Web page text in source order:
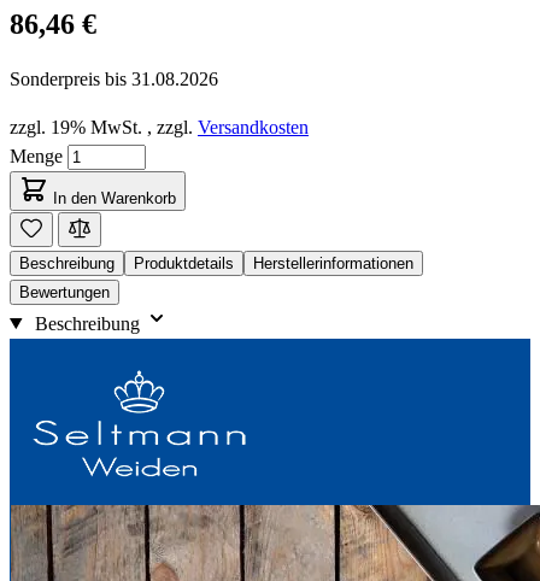
86,46 €
Sonderpreis bis 31.08.2026
zzgl. 19% MwSt. , zzgl. Versandkosten
Menge
In den Warenkorb
Beschreibung Produktdetails
Herstellerinformationen
Bewertungen
Beschreibung